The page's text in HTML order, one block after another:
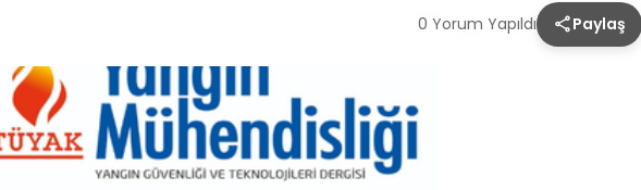
0 Yorum Yapıldı Paylaş